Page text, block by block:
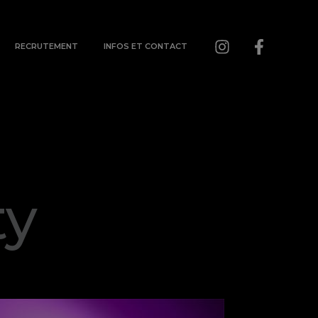
RECRUTEMENT INFOS ET CONTACT